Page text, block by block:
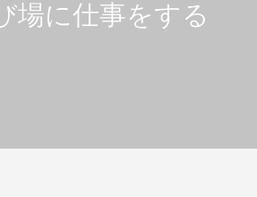
場に仕事をする